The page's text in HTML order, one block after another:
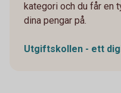
kategori och du får en
dina pengar på.
Utgiftskollen - ett